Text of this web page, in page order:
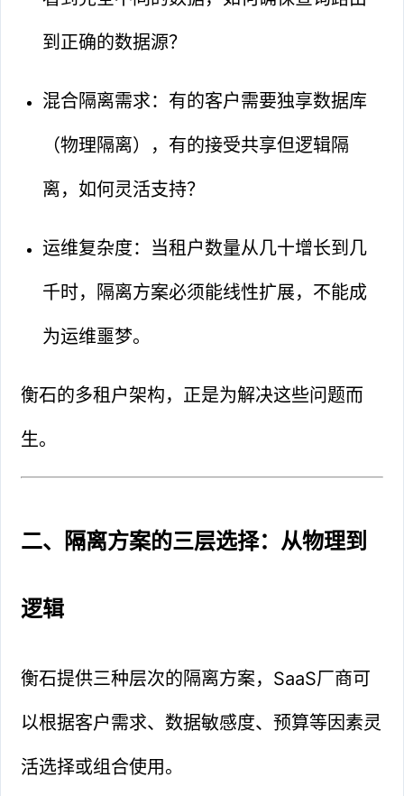
到正确的数据源？
混合隔离需求：有的客户需要独享数据库
（物理隔离），有的接受共享但逻辑隔
离，如何灵活支持？
运维复杂度：当租户数量从几十增长到几
千时，隔离方案必须能线性扩展，不能成
为运维噩梦。
衡石的多租户架构，正是为解决这些问题而
生。
二、隔离方案的三层选择：从物理到
逻辑
衡石提供三种层次的隔离方案，SaaS厂商可
以根据客户需求、数据敏感度、预算等因素灵
活选择或组合使用。